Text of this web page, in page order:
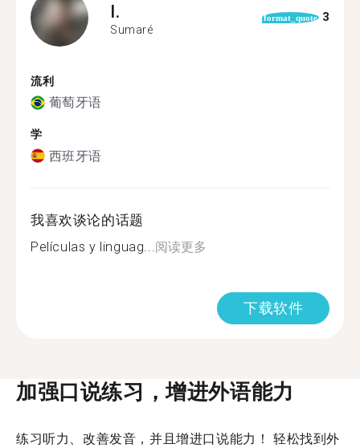
I.
Sumaré
format_quote 3
流利
葡萄牙语
学
西班牙语
我喜欢谈论的话题
Películas y linguag... 阅读更多
下载软件
加强口说练习，增进外语能力
练习听力、改善发音，并且增进口说能力！ 轻松找到外